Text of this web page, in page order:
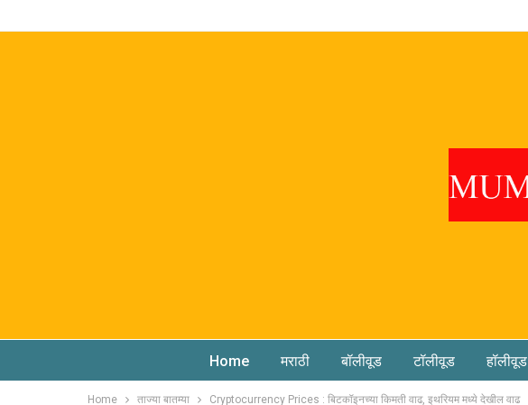
Home मराठी बॉलीवूड टॉलीवूड हॉलीवूड
Home ताज्या बातम्या Cryptocurrency Prices : बिटकॉइनच्या किमती वाढ, इथरियम मध्ये देखील वाढ